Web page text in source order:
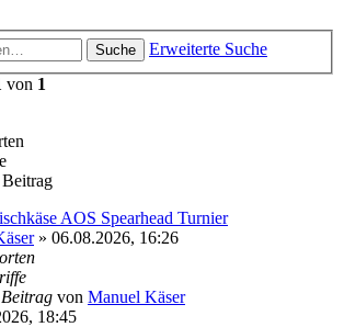
Suche
Erweiterte Suche
von 1
AOS Spearhead Turnier
» 06.08.2026, 16:26
von Manuel Käser
18:45